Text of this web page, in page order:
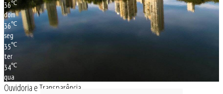
36℃
dom
36℃
seg
35℃
ter
34℃
qua
Ouvidoria e Transparência